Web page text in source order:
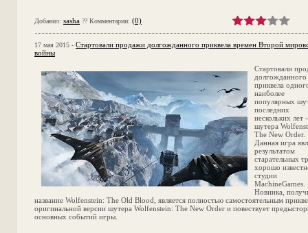
Добавил: sasha ?? Комментарии: (0)
17 мая 2015 - Стартовали продажи долгожданного приквела времен Второй
войны
Стартовали
долгожданного
приквела
наиболее
популярных
последних
нескольких лет -
шутера
The New Order.
Данная игра
результатом
старательных
хорошо
студии
MachineGames.
Новинка,
название Wolfenstein: The Old Blood, является полностью самостоятельным
оригинальной версии шутера Wolfenstein: The New Order и повествует
основных событий игры.